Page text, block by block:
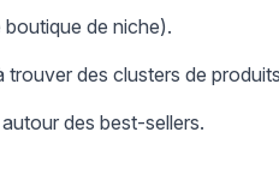
de niche).
des clusters de
des best-sellers.